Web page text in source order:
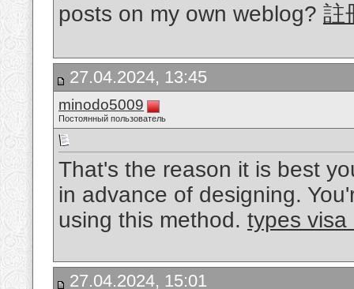
posts on my own weblog? 註
27.04.2024, 13:45
minodo5009
Постоянный пользователь
That's the reason it is best
in advance of designing.
using this method. types visa
27.04.2024, 15:01